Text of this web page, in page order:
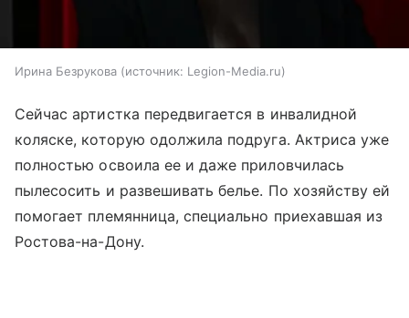
Ирина Безрукова источник: Legion-Media.ru
Сейчас артистка передвигается в инвалидной
коляске, которую одолжила подруга. Актриса уже
полностью освоила ее и даже приловчилась
пылесосить и развешивать белье. По хозяйству ей
помогает племянница, специально приехавшая из
Ростова-на-Дону.